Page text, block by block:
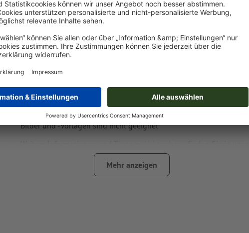
Datenformat:10 x 12 cm
Besonderheiten bei der Druckdatenerstellung:
das Produkt ist mit einerSonderfarbebedruckbar (Volltonfarbe:
Neonfarben) )
das Trägermaterial kann beim
Druck mit weißer Farbedurchscheinen
Das druckfertige PDF darf nur Vektoren enthalten; JPEG- oder TIFF-
Bilder und -Vorlagen sind nicht geeignet
Rechtschreib- und Satzfehlerwerden von uns nicht geprüft
Mehr anzeigen